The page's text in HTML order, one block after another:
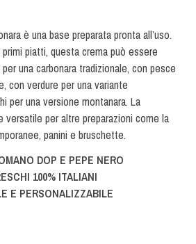
è una base preparata pronta all’uso.
piatti, questa crema può essere
una carbonara tradizionale, con pesce
con verdure per una variante
per una versione montanara. La
versatile per altre preparazioni come la
panini e bruschette.
DOP E PEPE NERO
100% ITALIANI
E PERSONALIZZABILE